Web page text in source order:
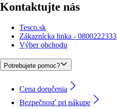
Kontaktujte nás
Tesco.sk
Zákaznícka linka - 0800222333
Výber obchodu
Potrebujete pomoc?
Cena doručenia
Bezpečnosť pri nákupe